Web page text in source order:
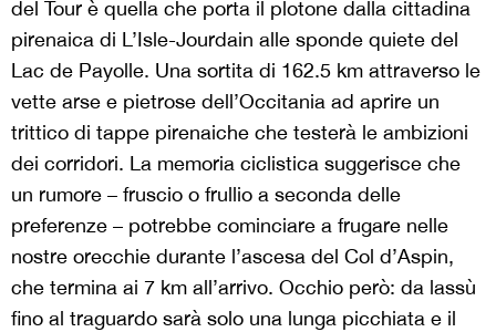
del Tour è quella che porta il plotone dalla cittadina
pirenaica di L’Isle-Jourdain alle sponde quiete del
Lac de Payolle. Una sortita di 162.5 km attraverso le
vette arse e pietrose dell’Occitania ad aprire un
trittico di tappe pirenaiche che testerà le ambizioni
dei corridori. La memoria ciclistica suggerisce che
un rumore – fruscio o frullio a seconda delle
preferenze – potrebbe cominciare a frugare nelle
nostre orecchie durante l’ascesa del Col d’Aspin,
che termina ai 7 km all’arrivo. Occhio però: da lassù
fino al traguardo sarà solo una lunga picchiata e il